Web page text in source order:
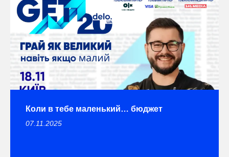
Коли в тебе маленький… бюджет
07.11.2025